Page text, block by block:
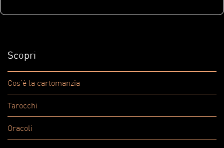
Scopri
Cos'è la cartomanzia
Tarocchi
Oracoli